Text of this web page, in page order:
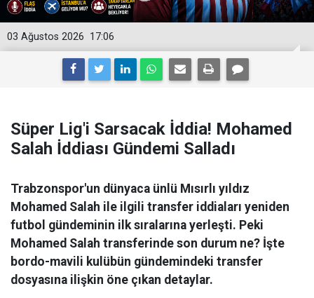
17:06
03 Ağustos 2026
Süper Lig'i Sarsacak İddia! Mohamed
Salah İddiası Gündemi Salladı
Trabzonspor'un dünyaca ünlü Mısırlı yıldız
Mohamed Salah ile ilgili transfer iddiaları yeniden
futbol gündeminin ilk sıralarına yerleşti. Peki
Mohamed Salah transferinde son durum ne? İşte
bordo-mavili kulübün gündemindeki transfer
dosyasına ilişkin öne çıkan detaylar.